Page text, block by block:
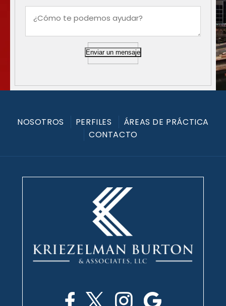
Enviar un mensaje
NOSOTROS PERFILES
ÁREAS DE PRÁCTICA
CONTACTO